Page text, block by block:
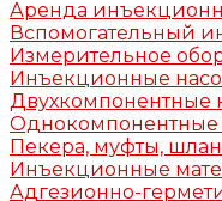
Аренда
Вспомогательный
Измерительное
Инъекционные
Двухкомпонентные
Однокомпонентные
Пекера, муфты,
Инъекционные
Адгезионно-